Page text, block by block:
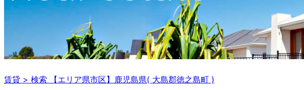
賃貸 > 検索 【エリア県市区】鹿児島県( 大島郡徳之島町 )